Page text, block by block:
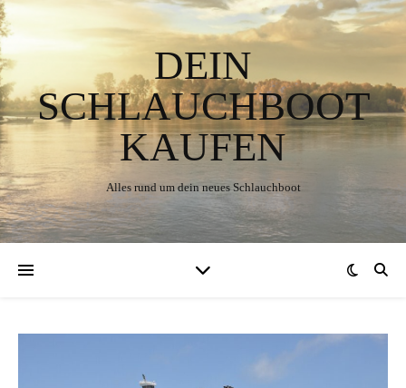
DEIN
SCHLAUCHBOOT
KAUFEN
Alles rund um dein neues Schlauchboot